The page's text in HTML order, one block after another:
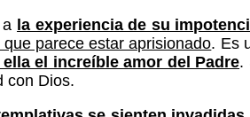
la experiencia de su
que parece estar aprisionado. Es
el increíble amor del Padre.
con Dios.